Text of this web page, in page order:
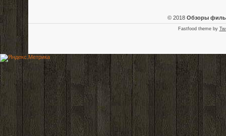
© 2018 Обзоры
Fastfood theme by